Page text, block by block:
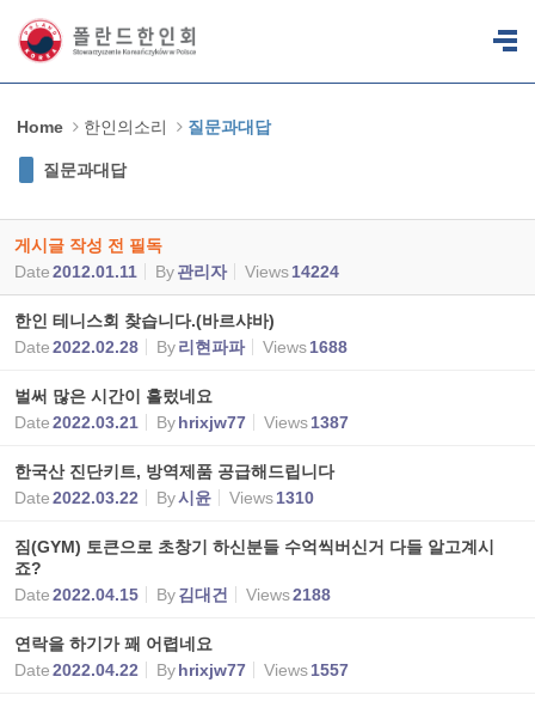
Home 한인의소리 질문과대답
질문과대답
게시글 작성 전 필독
Date2012.01.11 By관리자 Views14224
한인 테니스회 찾습니다.(바르샤바)
Date2022.02.28 By리현파파 Views1688
벌써 많은 시간이 흘렀네요
Date2022.03.21 Byhrixjw77 Views1387
한국산 진단키트, 방역제품 공급해드립니다
Date2022.03.22 By시윤 Views1310
짐(GYM) 토큰으로 초창기 하신분들 수억씩버신거 다들 알고계시
죠?
Date2022.04.15 By김대건 Views2188
연락을 하기가 꽤 어렵네요
Date2022.04.22 Byhrixjw77 Views1557